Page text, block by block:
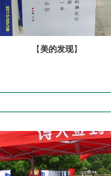
【美的发现】